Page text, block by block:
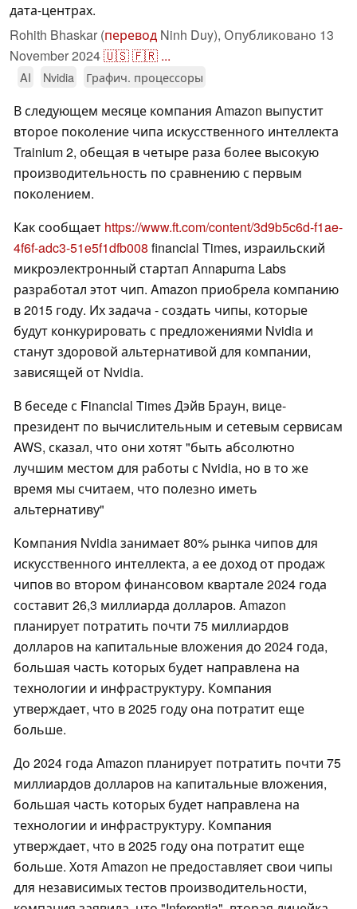
дата-центрах.
Rohith Bhaskar (перевод Ninh Duy), Опубликовано 13
November 2024🇺🇸🇫🇷 ...
AI Nvidia Графич. процессоры
В следующем месяце компания Amazon выпустит
второе поколение чипа искусственного интеллекта
Trainium 2, обещая в четыре раза более высокую
производительность по сравнению с первым
поколением.
Как сообщает https://www.ft.com/content/3d9b5c6d-f1ae-
4f6f-adc3-51e5f1dfb008 financial Times, израильский
микроэлектронный стартап Annapurna Labs
разработал этот чип. Amazon приобрела компанию
в 2015 году. Их задача - создать чипы, которые
будут конкурировать с предложениями Nvidia и
станут здоровой альтернативой для компании,
зависящей от Nvidia.
В беседе с Financial Times Дэйв Браун, вице-
президент по вычислительным и сетевым сервисам
AWS, сказал, что они хотят "быть абсолютно
лучшим местом для работы с Nvidia, но в то же
время мы считаем, что полезно иметь
альтернативу"
Компания Nvidia занимает 80% рынка чипов для
искусственного интеллекта, а ее доход от продаж
чипов во втором финансовом квартале 2024 года
составит 26,3 миллиарда долларов. Amazon
планирует потратить почти 75 миллиардов
долларов на капитальные вложения до 2024 года,
большая часть которых будет направлена на
технологии и инфраструктуру. Компания
утверждает, что в 2025 году она потратит еще
больше.
До 2024 года Amazon планирует потратить почти 75
миллиардов долларов на капитальные вложения,
большая часть которых будет направлена на
технологии и инфраструктуру. Компания
утверждает, что в 2025 году она потратит еще
больше. Хотя Amazon не предоставляет свои чипы
для независимых тестов производительности,